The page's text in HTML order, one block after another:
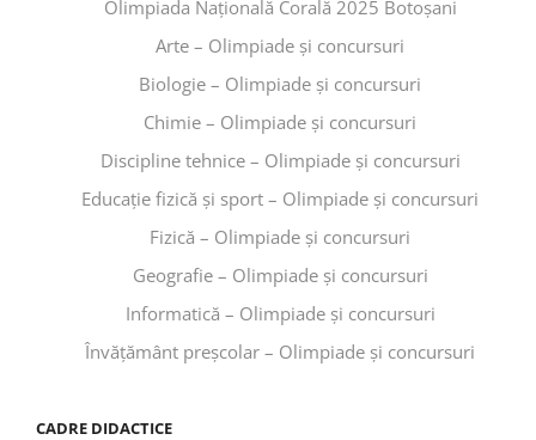
Olimpiada Națională Corală 2025 Botoșani
Arte – Olimpiade și concursuri
Biologie – Olimpiade și concursuri
Chimie – Olimpiade și concursuri
Discipline tehnice – Olimpiade și concursuri
Educaţie fizică şi sport – Olimpiade și concursuri
Fizică – Olimpiade și concursuri
Geografie – Olimpiade și concursuri
Informatică – Olimpiade și concursuri
Învăţământ preşcolar – Olimpiade și concursuri
CADRE DIDACTICE